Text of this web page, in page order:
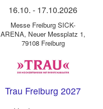
Trauer
16.10. - 17.10.2026
Messe Freiburg SICK-
ARENA, Neuer Messplatz 1,
79108 Freiburg
Trau Freiburg 2027